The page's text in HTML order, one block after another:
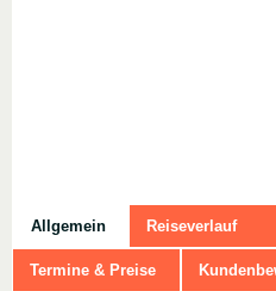
Allgemein Reiseverlauf
Termine & Preise